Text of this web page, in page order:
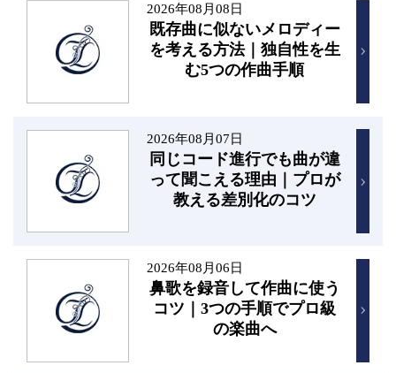
2026年08月08日
既存曲に似ないメロディー
を考える方法｜独自性を生
む5つの作曲手順
2026年08月07日
同じコード進行でも曲が違
って聞こえる理由｜プロが
教える差別化のコツ
2026年08月06日
鼻歌を録音して作曲に使う
コツ｜3つの手順でプロ級
の楽曲へ